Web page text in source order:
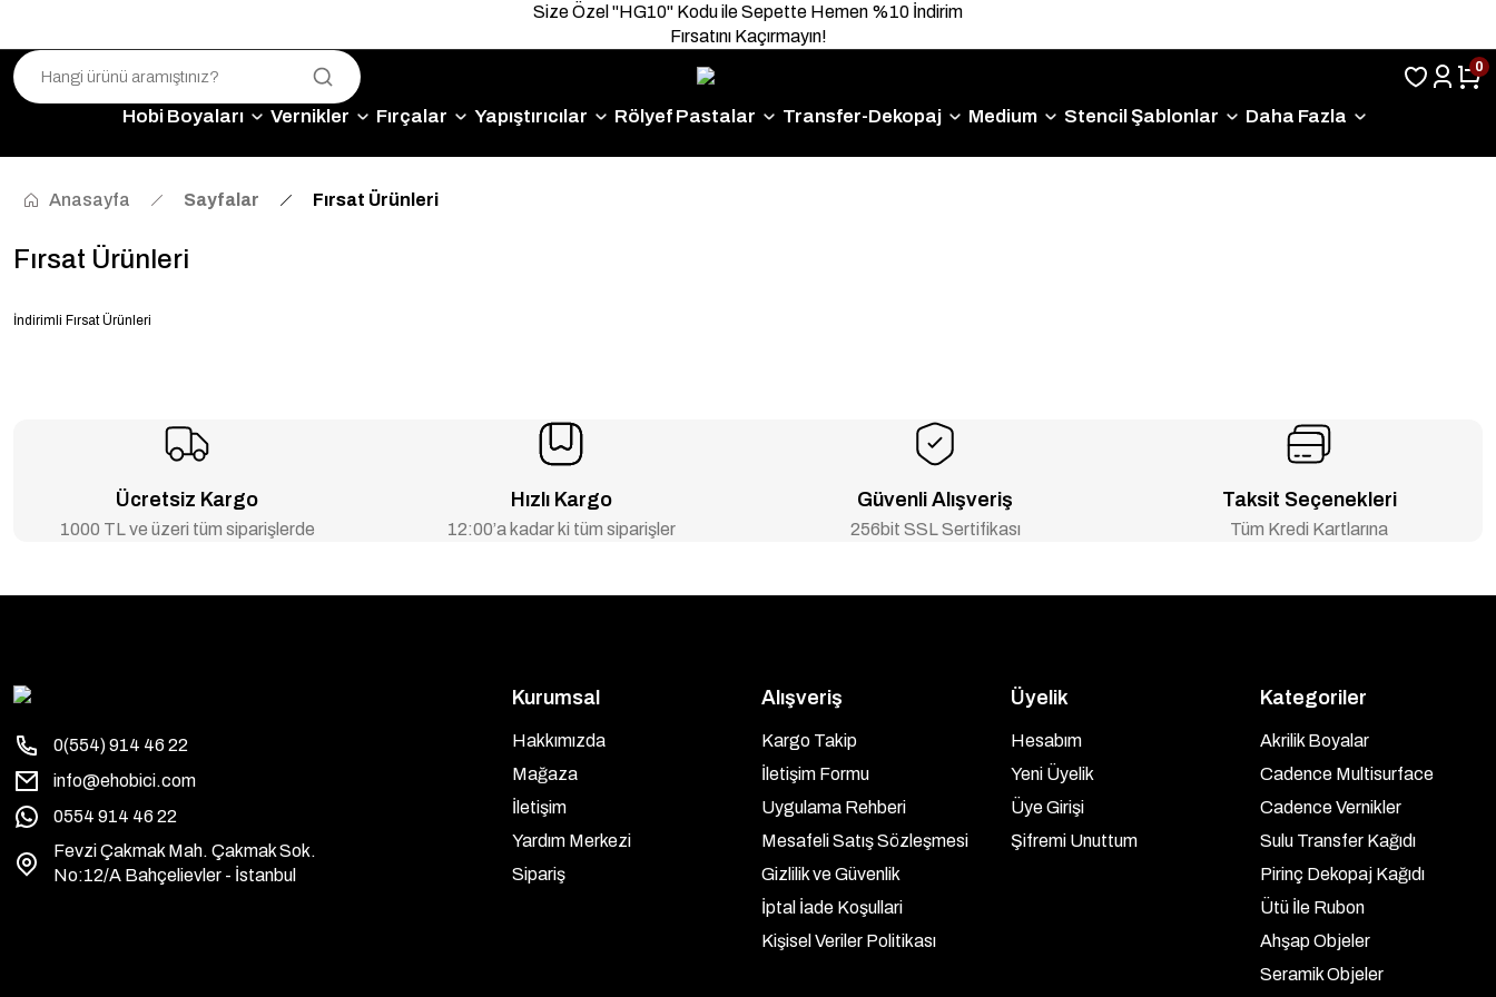
Size Özel "HG10" Kodu ile Sepette Hemen %10 İndirim
Fırsatını Kaçırmayın!
0
Hobi Boyaları Vernikler Fırçalar Yapıştırıcılar Rölyef Pastalar Transfer-Dekopaj Medium Stencil Şablonlar Daha Fazla
Anasayfa Sayfalar Fırsat Ürünleri
Fırsat Ürünleri
İndirimli Fırsat Ürünleri
Ücretsiz Kargo
1000 TL ve üzeri tüm siparişlerde
Hızlı Kargo
12:00’a kadar ki tüm siparişler
Güvenli Alışveriş
256bit SSL Sertifikası
Taksit Seçenekleri
Tüm Kredi Kartlarına
0(554) 914 46 22
info@ehobici.com
0554 914 46 22
Fevzi Çakmak Mah. Çakmak Sok.
No:12/A Bahçelievler - İstanbul
Kurumsal
Hakkımızda
Mağaza
İletişim
Yardım Merkezi
Sipariş
Alışveriş
Kargo Takip
İletişim Formu
Uygulama Rehberi
Mesafeli Satış Sözleşmesi
Gizlilik ve Güvenlik
İptal İade Koşullari
Kişisel Veriler Politikası
Üyelik
Hesabım
Yeni Üyelik
Üye Girişi
Şifremi Unuttum
Kategoriler
Akrilik Boyalar
Cadence Multisurface
Cadence Vernikler
Sulu Transfer Kağıdı
Pirinç Dekopaj Kağıdı
Ütü İle Rubon
Ahşap Objeler
Seramik Objeler